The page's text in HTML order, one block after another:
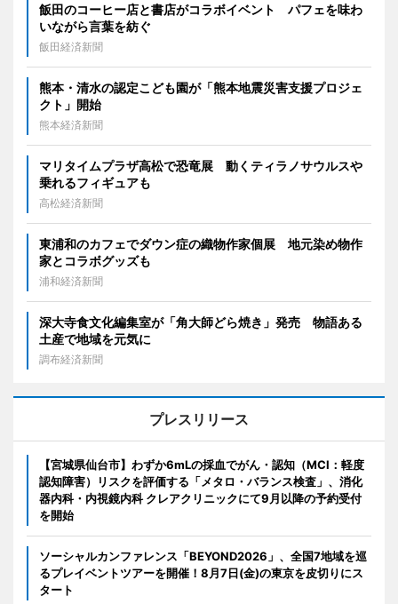
飯田のコーヒー店と書店がコラボイベント パフェを味わ
いながら言葉を紡ぐ
飯田経済新聞
熊本・清水の認定こども園が「熊本地震災害支援プロジェ
クト」開始
熊本経済新聞
マリタイムプラザ高松で恐竜展 動くティラノサウルスや
乗れるフィギュアも
高松経済新聞
東浦和のカフェでダウン症の織物作家個展 地元染め物作
家とコラボグッズも
浦和経済新聞
深大寺食文化編集室が「角大師どら焼き」発売 物語ある
土産で地域を元気に
調布経済新聞
プレスリリース
【宮城県仙台市】わずか6mLの採血でがん・認知（MCI：軽度
認知障害）リスクを評価する「メタロ・バランス検査」、消化
器内科・内視鏡内科 クレアクリニックにて9月以降の予約受付
を開始
ソーシャルカンファレンス「BEYOND2026」、全国7地域を巡
るプレイベントツアーを開催！8月7日(金)の東京を皮切りにス
タート